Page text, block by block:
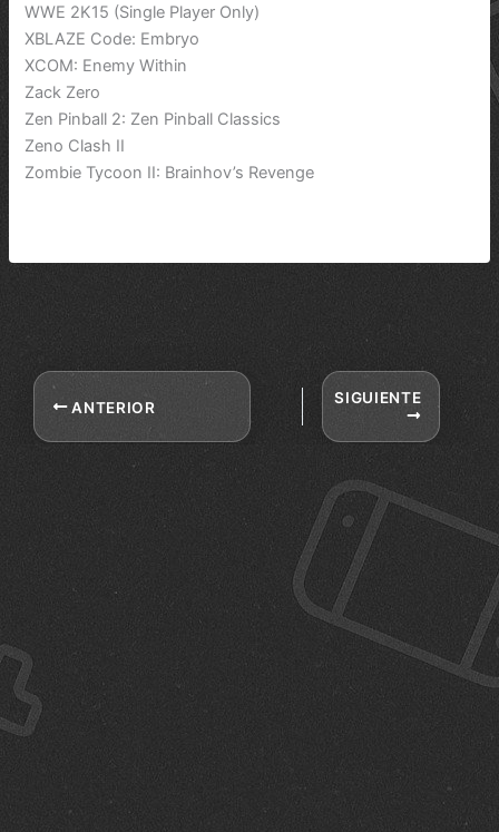
WWE 2K15 (Single Player Only)
XBLAZE Code: Embryo
XCOM: Enemy Within
Zack Zero
Zen Pinball 2: Zen Pinball Classics
Zeno Clash II
Zombie Tycoon II: Brainhov’s Revenge
ANTERIOR
SIGUIENTE